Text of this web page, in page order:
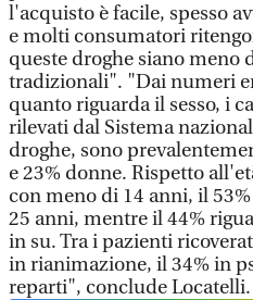
l'acquisto è facile, spesso
e molti consumatori
queste droghe siano meno
tradizionali". "Dai numeri
quanto riguarda il sesso, i
rilevati dal Sistema
droghe, sono
e 23% donne. Rispetto
con meno di 14 anni, il
25 anni, mentre il 44%
in su. Tra i pazienti
in rianimazione, il 34% in
reparti", conclude Locatelli.